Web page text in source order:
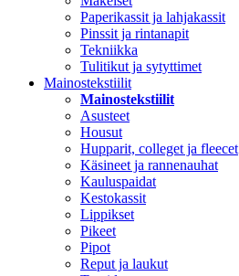
Paperikassit ja lahjakassit
Pinssit ja rintanapit
Tekniikka
Tulitikut ja sytyttimet
Mainostekstiilit
Mainostekstiilit
Asusteet
Housut
Hupparit, colleget ja fleecet
Käsineet ja rannenauhat
Kauluspaidat
Kestokassit
Lippikset
Pikeet
Pipot
Reput ja laukut